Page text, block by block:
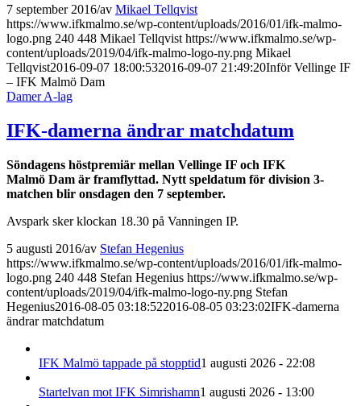
7 september 2016/av Mikael Tellqvist
https://www.ifkmalmo.se/wp-content/uploads/2016/01/ifk-malmo-
logo.png 240 448 Mikael Tellqvist https://www.ifkmalmo.se/wp-
content/uploads/2019/04/ifk-malmo-logo-ny.png Mikael
Tellqvist2016-09-07 18:00:532016-09-07 21:49:20Inför Vellinge IF
– IFK Malmö Dam
Damer A-lag
IFK-damerna ändrar matchdatum
Söndagens höstpremiär mellan Vellinge IF och IFK
Malmö Dam är framflyttad. Nytt speldatum för division 3-
matchen blir onsdagen den 7 september.
Avspark sker klockan 18.30 på Vanningen IP.
5 augusti 2016/av Stefan Hegenius
https://www.ifkmalmo.se/wp-content/uploads/2016/01/ifk-malmo-
logo.png 240 448 Stefan Hegenius https://www.ifkmalmo.se/wp-
content/uploads/2019/04/ifk-malmo-logo-ny.png Stefan
Hegenius2016-08-05 03:18:522016-08-05 03:23:02IFK-damerna
ändrar matchdatum
IFK Malmö tappade på stopptid1 augusti 2026 - 22:08
Startelvan mot IFK Simrishamn1 augusti 2026 - 13:00